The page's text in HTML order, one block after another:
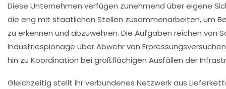
Diese Unternehmen verfügen zunehmend über eigene
die eng mit staatlichen Stellen zusammenarbeiten, um
zu erkennen und abzuwehren. Die Aufgaben reichen von
Industriespionage über Abwehr von
hin zu Koordination bei großflächigen Ausfällen der
Gleichzeitig stellt ihr verbundenes Netzwerk aus